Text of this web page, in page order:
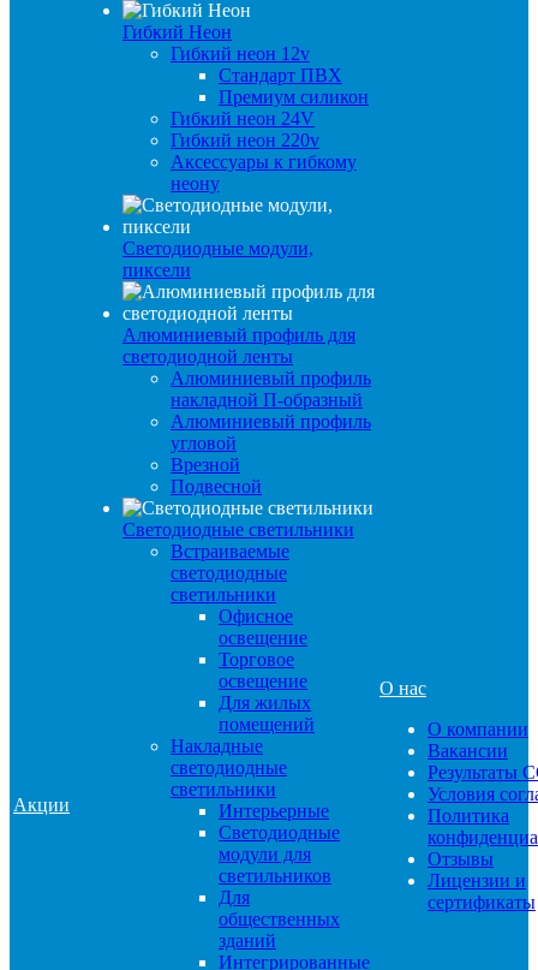
Акции
Гибкий Неон
Гибкий неон 12v
Стандарт ПВХ
Премиум силикон
Гибкий неон 24V
Гибкий неон 220v
Аксессуары к гибкому
неону
Светодиодные модули,
пиксели
Алюминиевый профиль для
светодиодной ленты
Алюминиевый профиль
накладной П-образный
Алюминиевый профиль
угловой
Врезной
Подвесной
Светодиодные светильники
Встраиваемые
светодиодные
светильники
Офисное
освещение
Торговое
освещение
Для жилых
помещений
Накладные
светодиодные
светильники
Интерьерные
Светодиодные
модули для
светильников
Для
общественных
зданий
Интегрированные
О нас
О компании
Вакансии
Результаты
Условия
Политика
Отзывы
Лицензии и
сертификаты